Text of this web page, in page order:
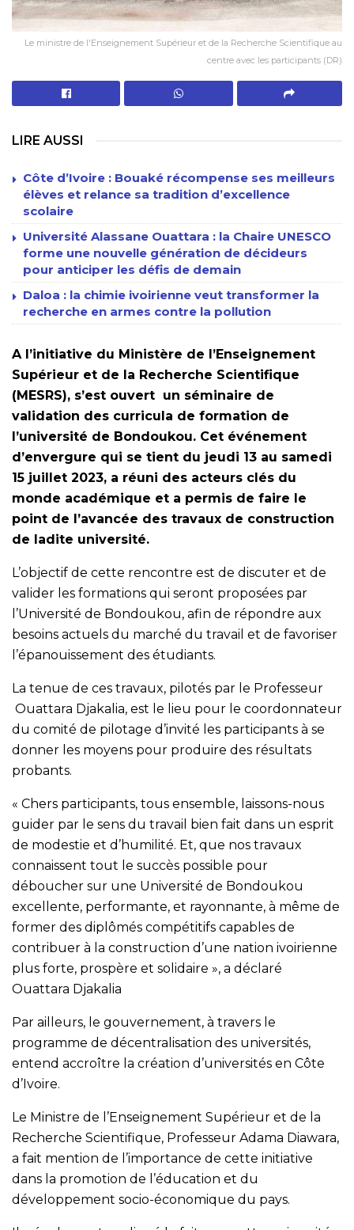
Le ministre de l'Enseignement Supérieur et de la Recherche Scientifique au
centre avec les participants (DR)
LIRE AUSSI
Côte d’Ivoire : Bouaké récompense ses meilleurs
élèves et relance sa tradition d’excellence
scolaire
Université Alassane Ouattara : la Chaire UNESCO
forme une nouvelle génération de décideurs
pour anticiper les défis de demain
Daloa : la chimie ivoirienne veut transformer la
recherche en armes contre la pollution
A l’initiative du Ministère de l’Enseignement
Supérieur et de la Recherche Scientifique
(MESRS), s’est ouvert un séminaire de
validation des curricula de formation de
l’université de Bondoukou. Cet événement
d’envergure qui se tient du jeudi 13 au samedi
15 juillet 2023, a réuni des acteurs clés du
monde académique et a permis de faire le
point de l’avancée des travaux de construction
de ladite université.
L’objectif de cette rencontre est de discuter et de
valider les formations qui seront proposées par
l’Université de Bondoukou, afin de répondre aux
besoins actuels du marché du travail et de favoriser
l’épanouissement des étudiants.
La tenue de ces travaux, pilotés par le Professeur
Ouattara Djakalia, est le lieu pour le coordonnateur
du comité de pilotage d’invité les participants à se
donner les moyens pour produire des résultats
probants.
« Chers participants, tous ensemble, laissons-nous
guider par le sens du travail bien fait dans un esprit
de modestie et d’humilité. Et, que nos travaux
connaissent tout le succès possible pour
déboucher sur une Université de Bondoukou
excellente, performante, et rayonnante, à même de
former des diplômés compétitifs capables de
contribuer à la construction d’une nation ivoirienne
plus forte, prospère et solidaire », a déclaré
Ouattara Djakalia
Par ailleurs, le gouvernement, à travers le
programme de décentralisation des universités,
entend accroître la création d’universités en Côte
d’Ivoire.
Le Ministre de l’Enseignement Supérieur et de la
Recherche Scientifique, Professeur Adama Diawara,
a fait mention de l’importance de cette initiative
dans la promotion de l’éducation et du
développement socio-économique du pays.